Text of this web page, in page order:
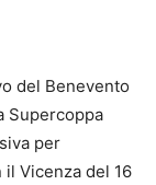
del Benevento
Supercoppa
per
il Vicenza del 16